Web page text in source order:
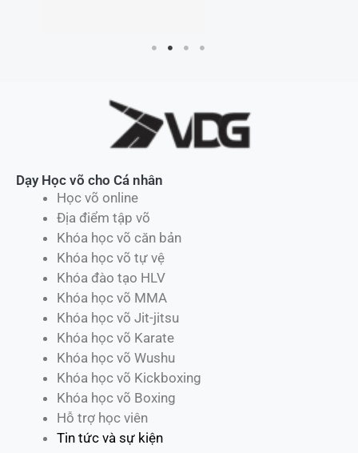
Dạy Học võ cho Cá nhân
Học võ online
Địa điểm tập võ
Khóa học võ căn bản
Khóa học võ tự vệ
Khóa đào tạo HLV
Khóa học võ MMA
Khóa học võ Jit-jitsu
Khóa học võ Karate
Khóa học võ Wushu
Khóa học võ Kickboxing
Khóa học võ Boxing
Hỗ trợ học viên
Tin tức và sự kiện